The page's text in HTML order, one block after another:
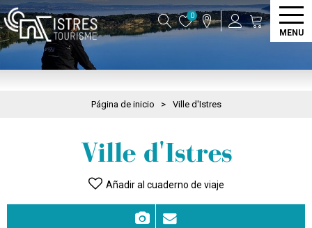
0
MENU
Página de inicio > Ville d'Istres
Ville d'Istres
Añadir al cuaderno de viaje